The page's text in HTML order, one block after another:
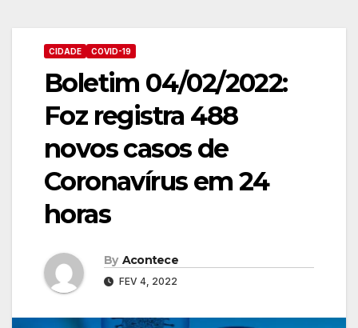
CIDADE COVID-19
Boletim 04/02/2022:
Foz registra 488
novos casos de
Coronavírus em 24
horas
By Acontece
FEV 4, 2022